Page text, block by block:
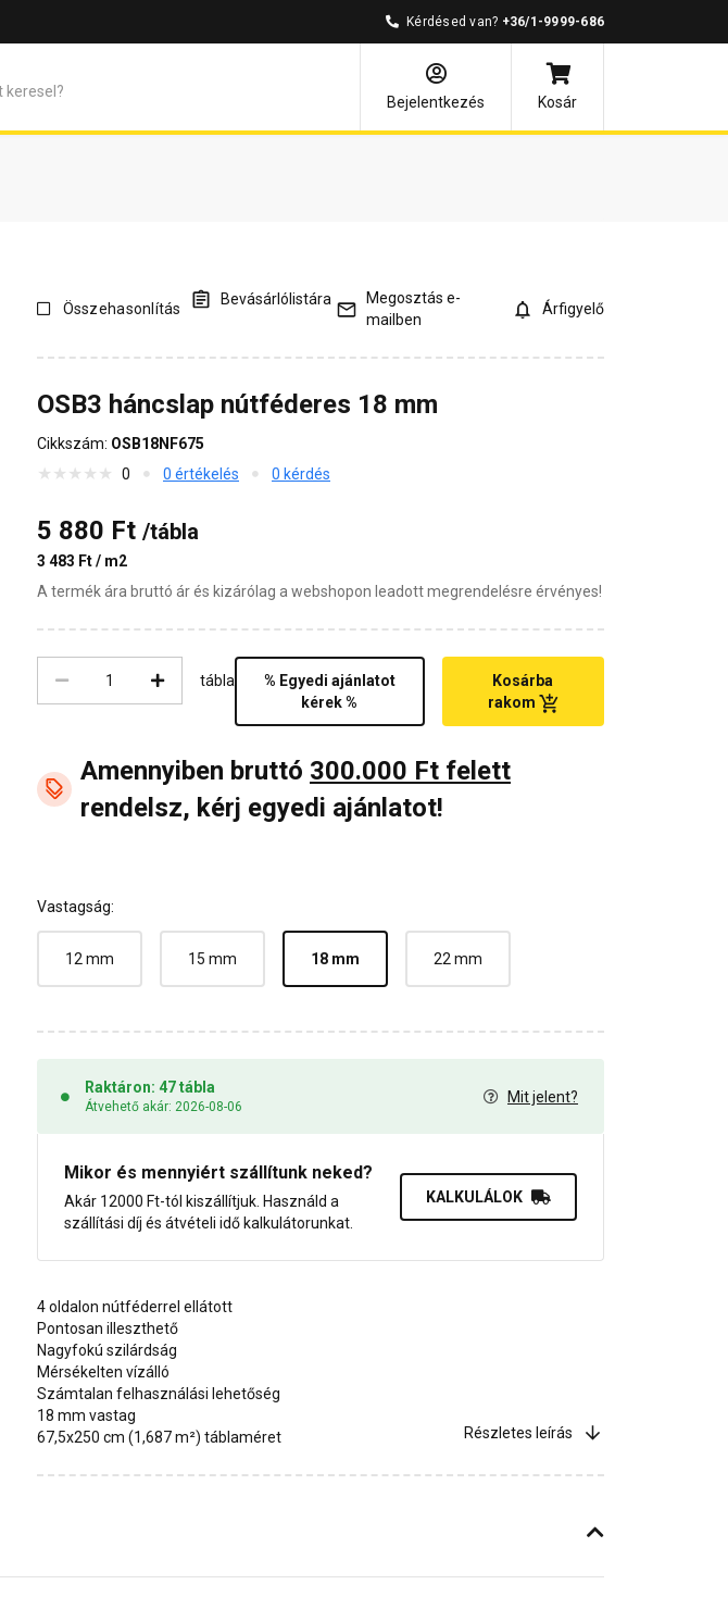
Kérdésed van? +36/1-9999-686
Bejelentkezés
Kosár
Kérdések és válaszok Kapcsolódó cikkek
Összehasonlítás
Bevásárlólistára
Megosztás e-
mailben
Árfigyelő
OSB3 háncslap nútféderes 18 mm
Cikkszám: OSB18NF675
0
0 értékelés 0 kérdés
5 880 Ft /tábla
3 483 Ft / m2
A termék ára bruttó ár és kizárólag a webshopon leadott megrendelésre érvényes!
tábla
% Egyedi ajánlatot
kérek %
Kosárba
rakom
Amennyiben bruttó 300.000 Ft felett
rendelsz, kérj egyedi ajánlatot!
Vastagság:
12 mm 15 mm 18 mm 22 mm
Raktáron: 47 tábla
Átvehető akár: 2026-08-06
Mit jelent?
Mikor és mennyiért szállítunk neked?
Akár 12000 Ft-tól kiszállítjuk. Használd a
szállítási díj és átvételi idő kalkulátorunkat.
KALKULÁLOK
4 oldalon nútféderrel ellátott
Pontosan illeszthető
Nagyfokú szilárdság
Mérsékelten vízálló
Számtalan felhasználási lehetőség
18 mm vastag
67,5x250 cm (1,687 m²) táblaméret
Részletes leírás